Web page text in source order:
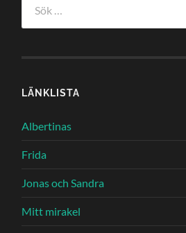
efter:
LÄNKLISTA
Albertinas
Frida
Jonas och Sandra
Mitt mirakel